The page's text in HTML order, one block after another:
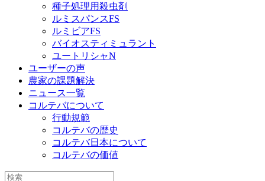
種子処理用殺虫剤
ルミスパンスFS
ルミビアFS
バイオスティミュラント
ユートリシャN
ユーザーの声
農家の課題解決
ニュース一覧
コルテバについて
行動規範
コルテバの歴史
コルテバ日本について
コルテバの価値